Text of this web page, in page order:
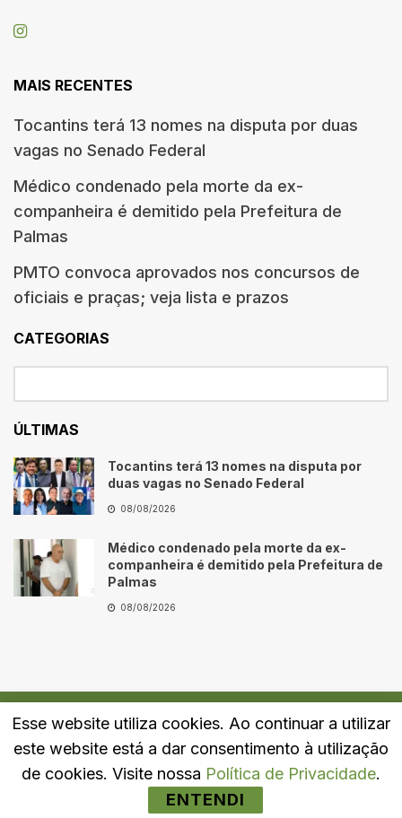
MAIS RECENTES
Tocantins terá 13 nomes na disputa por duas
vagas no Senado Federal
Médico condenado pela morte da ex-
companheira é demitido pela Prefeitura de
Palmas
PMTO convoca aprovados nos concursos de
oficiais e praças; veja lista e prazos
CATEGORIAS
ÚLTIMAS
Tocantins terá 13 nomes na disputa por
duas vagas no Senado Federal
08/08/2026
Médico condenado pela morte da ex-
companheira é demitido pela Prefeitura de
Palmas
08/08/2026
Quem Somos Fale Conosco Política de Privacidade
Esse website utiliza cookies. Ao continuar a utilizar
este website está a dar consentimento à utilização
de cookies. Visite nossa Política de Privacidade.
ENTENDI